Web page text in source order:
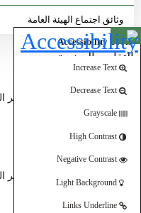
Open toolbar
Accessibility Tools
Increase Text
Decrease Text
Grayscale
High Contrast
Negative Contrast
Light Background
Links Underline
وثائق اجتماع الهيئة العامة
التقارير السنوية
التقرير
التقرير